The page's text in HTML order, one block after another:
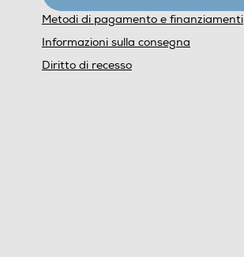
Metodi di pagamento e finanziamenti
Informazioni sulla consegna
Diritto di recesso